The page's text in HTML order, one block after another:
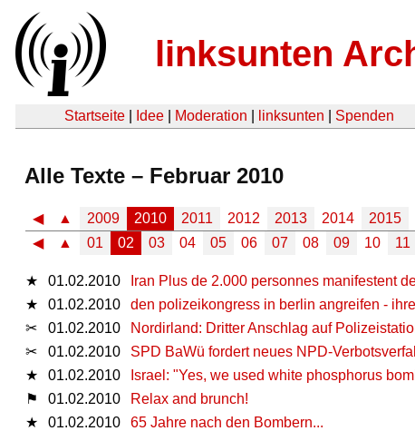
linksunten
Startseite Idee Moderation linksunten Spenden
Alle Texte – Februar 2010
◀ ▲ 2009 2010 2011 2012 2013 2014 2015
◀
▲ 01 02 03 04 05 06 07 08 09 10 11
★ 01.02.2010
Iran Plus de 2.000 personnes manifestent
★
01.02.2010
den polizeikongress in berlin angreifen -
✂
01.02.2010
Nordirland: Dritter Anschlag auf
✂
01.02.2010
SPD BaWü fordert neues NPD-
★
01.02.2010
Israel: "Yes, we used white phosphorus
⚑
01.02.2010
Relax and brunch!
★
01.02.2010
65 Jahre nach den Bombern...